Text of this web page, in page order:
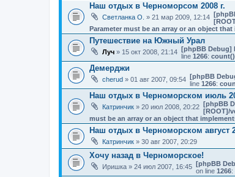
Наш отдых в Черноморсом 2008 г.
Светланка О. » 21 мар 2009, 12:14
Parameter must be an array or an object
Путешествие на Южный Урал
Луч » 15 окт 2008, 21:14 [phpBB Debug]
line 1266:
Демерджи
cherud » 01 авг 2007, 09:54 [phpBB
line 1266:
Наш отдых в Черноморском июль
Катринчик » 20 июл 2008, 20:22 [phpBB
[ROOT]/
must be an array or an object that
Наш отдых в Черноморском август
Катринчик » 30 авг 2007, 20:29
Хочу назад в Черноморское!
Иришка » 24 июл 2007, 16:45 [phpBB
on line 1266: